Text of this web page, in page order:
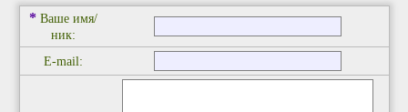
* Ваше имя/
ник:
E-mail: